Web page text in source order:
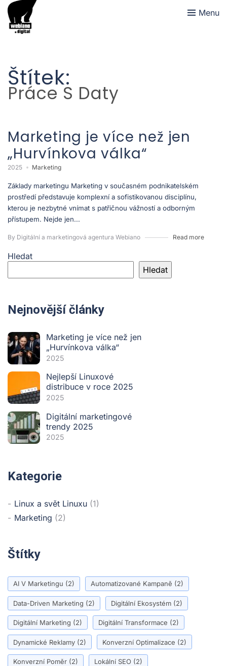
Menu
Štítek:
Práce S Daty
Marketing je více než jen
„Hurvínkova válka“
2025 Marketing
Základy marketingu Marketing v současném podnikatelském
prostředí představuje komplexní a sofistikovanou disciplínu,
kterou je nezbytné vnímat s patřičnou vážností a odborným
přístupem. Nejde jen...
By Digitální a marketingová agentura Webiano Read more
Hledat
Hledat
Nejnovější články
Marketing je více než jen
„Hurvínkova válka“
2025
Nejlepší Linuxové
distribuce v roce 2025
2025
Digitální marketingové
trendy 2025
2025
Kategorie
Linux a svět Linuxu (1)
Marketing (2)
Štítky
AI V Marketingu (2) Automatizované Kampaně (2)
Data-Driven Marketing (2) Digitální Ekosystém (2)
Digitální Marketing (2) Digitální Transformace (2)
Dynamické Reklamy (2) Konverzní Optimalizace (2)
Konverzní Poměr (2) Lokální SEO (2)